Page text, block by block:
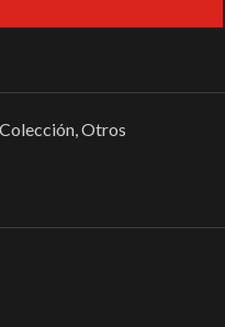
,Otros